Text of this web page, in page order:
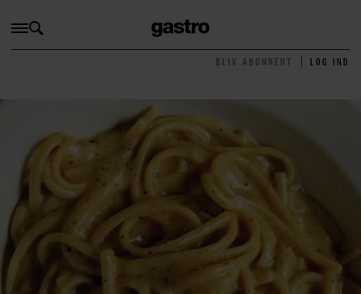
BLIV ABONNENT LOG IND